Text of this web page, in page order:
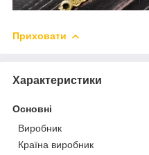
Приховати
Характеристики
Основні
Виробник
Країна виробник